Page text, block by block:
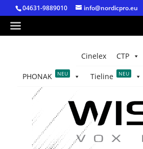
04631-9889010 info@nordicpro.eu
CTP
Cinelex
PHONAK NEU Tieline NEU